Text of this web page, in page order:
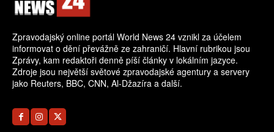
Zpravodajský online portál World News 24 vznikl za účelem
informovat o dění převážně ze zahraničí. Hlavní rubrikou jsou
Zprávy, kam redaktoři denně píší články v lokálním jazyce.
Zdroje jsou největší světové zpravodajské agentury a servery
jako Reuters, BBC, CNN, Al-Džazíra a další.